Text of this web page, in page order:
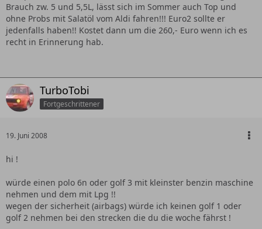
Brauch zw. 5 und 5,5L, lässt sich im Sommer auch Top und
ohne Probs mit Salatöl vom Aldi fahren!!! Euro2 sollte er
jedenfalls haben!! Kostet dann um die 260,- Euro wenn ich es
recht in Erinnerung hab.
TurboTobi
Fortgeschrittener
19. Juni 2008
hi !
würde einen polo 6n oder golf 3 mit kleinster benzin maschine
nehmen und dem mit Lpg !!
wegen der sicherheit (airbags) würde ich keinen golf 1 oder
golf 2 nehmen bei den strecken die du die woche fährst !